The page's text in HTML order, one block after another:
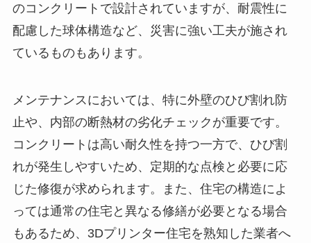
のコンクリートで設計されていますが、耐震性に
配慮した球体構造など、災害に強い工夫が施され
ているものもあります。
メンテナンスにおいては、特に外壁のひび割れ防
止や、内部の断熱材の劣化チェックが重要です。
コンクリートは高い耐久性を持つ一方で、ひび割
れが発生しやすいため、定期的な点検と必要に応
じた修復が求められます。また、住宅の構造によ
っては通常の住宅と異なる修繕が必要となる場合
もあるため、3Dプリンター住宅を熟知した業者へ